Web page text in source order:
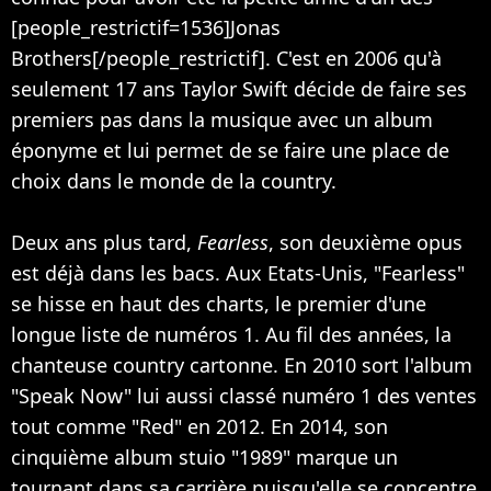
[people_restrictif=1536]Jonas
Brothers[/people_restrictif]. C'est en 2006 qu'à
seulement 17 ans Taylor Swift décide de faire ses
premiers pas dans la musique avec un album
éponyme et lui permet de se faire une place de
choix dans le monde de la country.
Deux ans plus tard, Fearless, son deuxième opus
est déjà dans les bacs. Aux Etats-Unis, "Fearless"
se hisse en haut des charts, le premier d'une
longue liste de numéros 1. Au fil des années, la
chanteuse country cartonne. En 2010 sort l'album
"Speak Now" lui aussi classé numéro 1 des ventes
tout comme "Red" en 2012. En 2014, son
cinquième album stuio "1989" marque un